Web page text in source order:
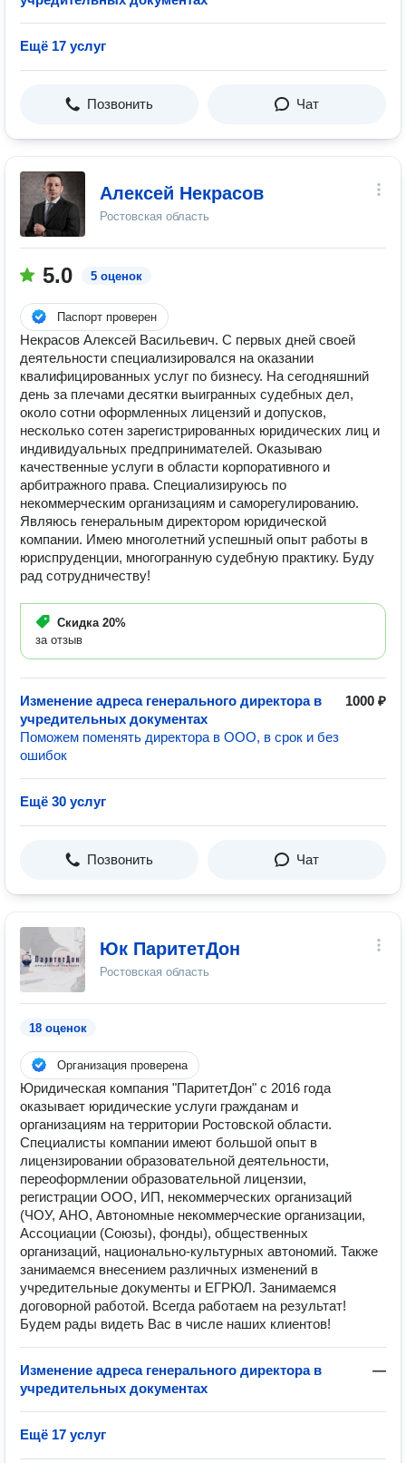
Ещё 17 услуг
Позвонить Чат
Алексей Некрасов
Ростовская область
5.0 5 оценок
Паспорт проверен
Некрасов Алексей Васильевич. С первых дней своей
деятельности специализировался на оказании
квалифицированных услуг по бизнесу. На сегодняшний
день за плечами десятки выигранных судебных дел,
около сотни оформленных лицензий и допусков,
несколько сотен зарегистрированных юридических лиц и
индивидуальных предпринимателей. Оказываю
качественные услуги в области корпоративного и
арбитражного права. Специализируюсь по
некоммерческим организациям и саморегулированию.
Являюсь генеральным директором юридической
компании. Имею многолетний успешный опыт работы в
юриспруденции, многогранную судебную практику. Буду
рад сотрудничеству!
Скидка 20%
за отзыв
Изменение адреса генерального директора в
учредительных документах
1000 ₽
Поможем поменять директора в ООО, в срок и без
ошибок
Ещё 30 услуг
Позвонить Чат
Юк ПаритетДон
Ростовская область
18 оценок
Организация проверена
Юридическая компания "ПаритетДон" с 2016 года
оказывает юридические услуги гражданам и
организациям на территории Ростовской области.
Специалисты компании имеют большой опыт в
лицензировании образовательной деятельности,
переоформлении образовательной лицензии,
регистрации ООО, ИП, некоммерческих организаций
(ЧОУ, АНО, Автономные некоммерческие организации,
Ассоциации (Союзы), фонды), общественных
организаций, национально-культурных автономий. Также
занимаемся внесением различных изменений в
учредительные документы и ЕГРЮЛ. Занимаемся
договорной работой. Всегда работаем на результат!
Будем рады видеть Вас в числе наших клиентов!
Изменение адреса генерального директора в
учредительных документах
—
Ещё 17 услуг